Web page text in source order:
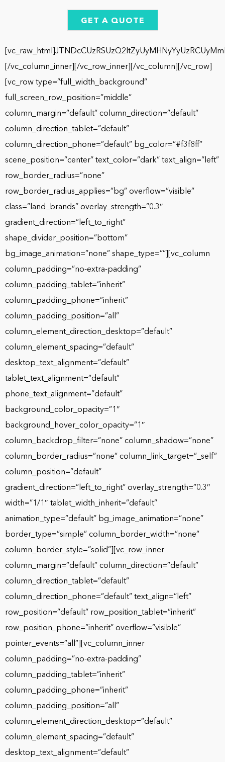
GET A QUOTE
[/vc_column_inner][/vc_row_inner][/vc_column][/vc_row]
[vc_row type=”full_width_background”
full_screen_row_position=”middle”
column_margin=”default” column_direction=”default”
column_direction_tablet=”default”
column_direction_phone=”default” bg_color=”#f3f8ff”
scene_position=”center” text_color=”dark” text_align=”left”
row_border_radius=”none”
row_border_radius_applies=”bg” overflow=”visible”
class=”land_brands” overlay_strength=”0.3″
gradient_direction=”left_to_right”
shape_divider_position=”bottom”
bg_image_animation=”none” shape_type=””][vc_column
column_padding=”no-extra-padding”
column_padding_tablet=”inherit”
column_padding_phone=”inherit”
column_padding_position=”all”
column_element_direction_desktop=”default”
column_element_spacing=”default”
desktop_text_alignment=”default”
tablet_text_alignment=”default”
phone_text_alignment=”default”
background_color_opacity=”1″
background_hover_color_opacity=”1″
column_backdrop_filter=”none” column_shadow=”none”
column_border_radius=”none” column_link_target=”_self”
column_position=”default”
gradient_direction=”left_to_right” overlay_strength=”0.3″
width=”1/1″ tablet_width_inherit=”default”
animation_type=”default” bg_image_animation=”none”
border_type=”simple” column_border_width=”none”
column_border_style=”solid”][vc_row_inner
column_margin=”default” column_direction=”default”
column_direction_tablet=”default”
column_direction_phone=”default” text_align=”left”
row_position=”default” row_position_tablet=”inherit”
row_position_phone=”inherit” overflow=”visible”
pointer_events=”all”][vc_column_inner
column_padding=”no-extra-padding”
column_padding_tablet=”inherit”
column_padding_phone=”inherit”
column_padding_position=”all”
column_element_direction_desktop=”default”
column_element_spacing=”default”
desktop_text_alignment=”default”